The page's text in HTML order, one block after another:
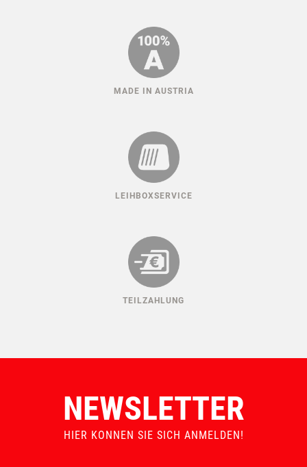
MADE IN AUSTRIA
LEIHBOXSERVICE
TEILZAHLUNG
NEWSLETTER
HIER KONNEN SIE SICH ANMELDEN!